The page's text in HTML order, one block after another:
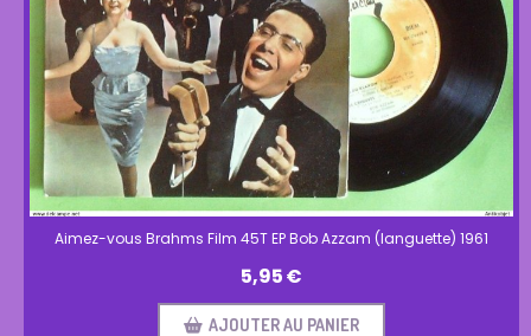
Aimez-vous Brahms Film 45T EP Bob Azzam (languette) 1961
5,95€
AJOUTER AU PANIER